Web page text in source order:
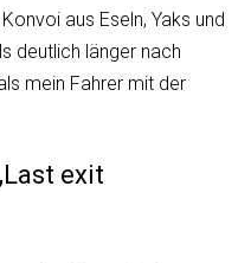
aus Eseln, Yaks und
deutlich länger nach
mein Fahrer mit der
exit